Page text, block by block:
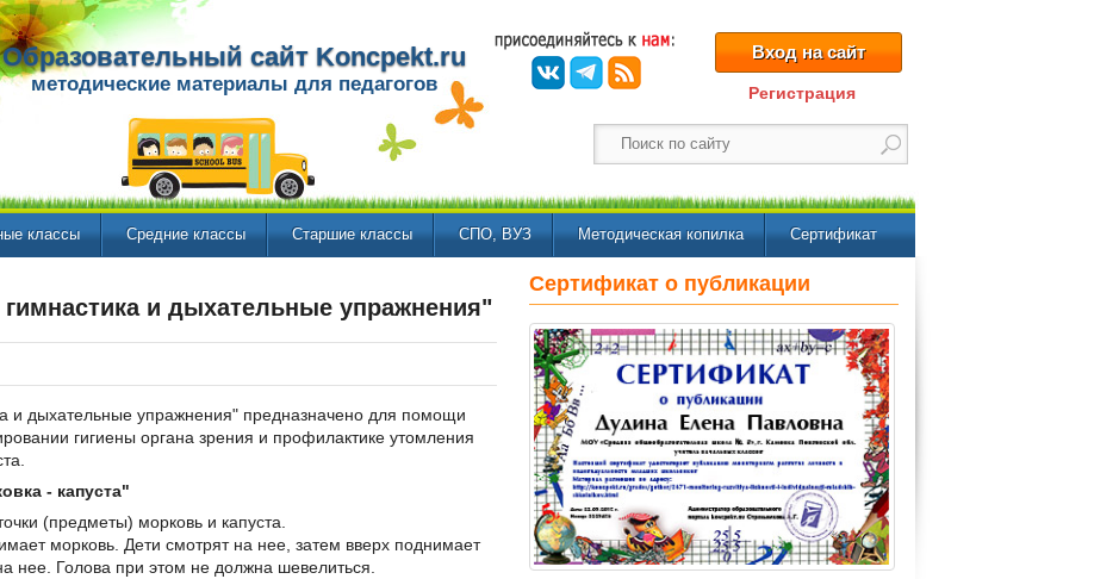
Образовательный сайт Koncpekt.ru
методические материалы для педагогов
Вход на сайт
Регистрация
классы Средние классы Старшие классы СПО, ВУЗ Методическая копилка Сертификат
и дыхательные упражнения"
и дыхательные упражнения" предназначено для помощи
гигиены органа зрения и профилактике утомления
- капуста"
(предметы) морковь и капуста.
морковь. Дети смотрят на нее, затем вверх поднимает
нее. Голова при этом не должна шевелиться.
Сертификат о публикации